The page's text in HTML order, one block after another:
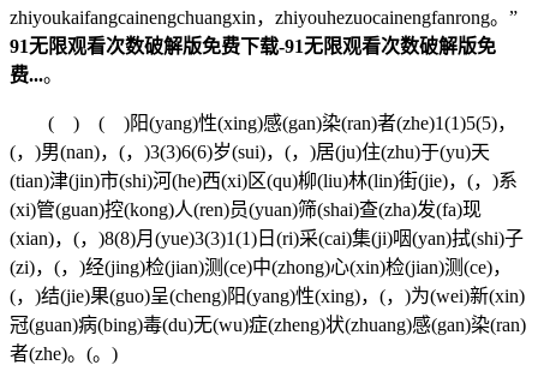
zhiyoukaifangcainengchuangxin，zhiyouhezuocainengfanrong。”
91无限观看次数破解版免费下载-91无限观看次数破解版免
费...。
( ) ( )阳(yang)性(xing)感(gan)染(ran)者(zhe)1(1)5(5)，
(，)男(nan)，(，)3(3)6(6)岁(sui)，(，)居(ju)住(zhu)于(yu)天
(tian)津(jin)市(shi)河(he)西(xi)区(qu)柳(liu)林(lin)街(jie)，(，)系
(xi)管(guan)控(kong)人(ren)员(yuan)筛(shai)查(zha)发(fa)现
(xian)，(，)8(8)月(yue)3(3)1(1)日(ri)采(cai)集(ji)咽(yan)拭(shi)子
(zi)，(，)经(jing)检(jian)测(ce)中(zhong)心(xin)检(jian)测(ce)，
(，)结(jie)果(guo)呈(cheng)阳(yang)性(xing)，(，)为(wei)新(xin)
冠(guan)病(bing)毒(du)无(wu)症(zheng)状(zhuang)感(gan)染(ran)
者(zhe)。(。)